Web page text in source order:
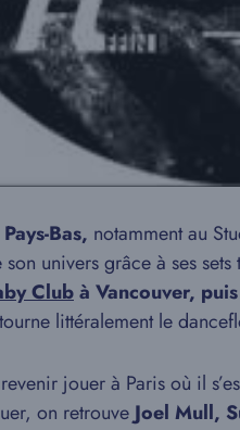
Bas, notamment au
son univers grâce à ses
Clubà Vancouver, puis
littéralement le
jouer à Paris où il
on retrouve Joel Mull,